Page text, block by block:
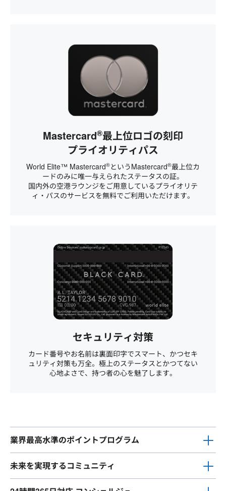
Mastercard®最上位ロゴの刻印
プライオリティパス
World Elite™ Mastercard®というMastercard®最上位カ
ードのみに唯一与えられたステータスの証。
国内外の空港ラウンジをご用意しているプライオリテ
ィ・パスのサービスを無料でご利用いただけます。
セキュリティ対策
カード番号やお名前は裏面印字でスマート、かつセキ
ュリティ対策も万全。極上のステータスとかつてない
心地よさで、持つ者の心を魅了します。
業界最高水準のポイントプログラム
未来を実現するコミュニティ